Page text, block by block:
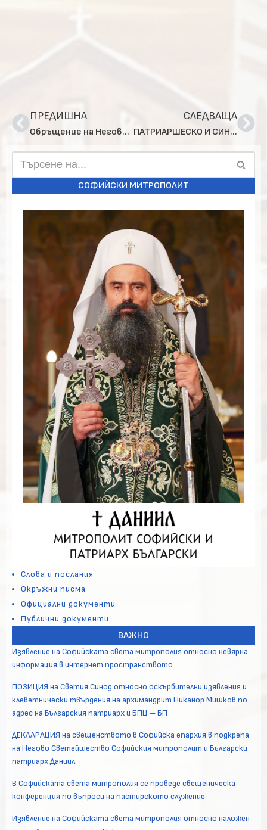
ПРЕДИШНА
Обръщение на Негово Светейшество Българския патриарх Неофит за Възнесение Христово
СЛЕДВАЩА
ПАТРИАРШЕСКО И СИНОДАЛНО ПОСЛАНИЕ ЗА СЕДЕМДЕСЕТГОДИШНИНАТА ОТ ВЪЗСТАНОВЯВАНЕТО НА БЪЛГАРСКАТА ПАТРИАРШИЯ
СОФИЙСКИ МИТРОПОЛИТ
Слова и послания
Окръжни писма
Официални документи
Публични документи
ВАЖНО
Изявление на Софийската света митрополия относно невярна
информация в интернет пространството
ПОЗИЦИЯ на Светия Синод относно оскърбителни изявления и
клеветнически твърдения на архимандрит Никанор Мишков по
адрес на Българския патриарх и БПЦ – БП
ДЕКЛАРАЦИЯ на свещенството в Софийска епархия в подкрепа
на Негово Светейшество Софийския митрополит и Български
патриарх Даниил
В Софийската света митрополия се проведе свещеническа
конференция по въпроси на пастирското служение
Изявление на Софийската света митрополия относно наложен